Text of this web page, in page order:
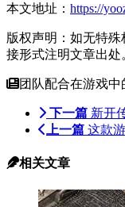
本文地址： https://
版权声明：如无特
接形式注明文章出处
团队配合在游戏中
下一篇 新开
上一篇 这款
相关文章